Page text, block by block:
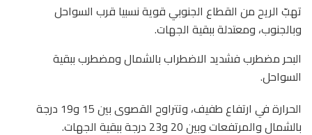
تهبّ الريح من القطاع الجنوبي قوية نسبيا قرب السواحل
وبالجنوب، ومعتدلة ببقية الجهات.
البحر مضطرب فشديد الاضطراب بالشمال ومضطرب ببقية
السواحل.
الحرارة في ارتفاع طفيف، وتتراوح القصوى بين 15 و19 درجة
بالشمال والمرتفعات وبين 20 و23 درجة ببقية الجهات.